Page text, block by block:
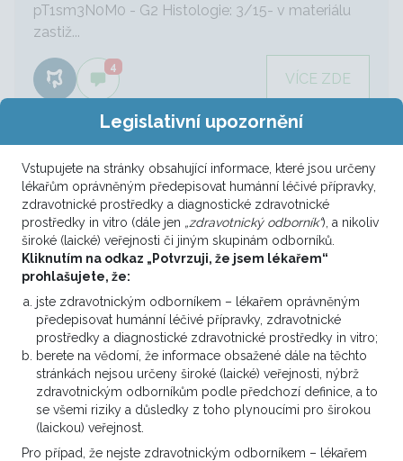
pT1sm3N0M0 - G2 Histologie: 3/15- v materiálu
zastiž...
4
VÍCE ZDE
Onkolog, Urolog
multifokální tumor
Vážení kolegové, rád bych s vámi konzultoval
jednu svoji pacientku, nyní čerstvě po ablaci.Dg.
souhrn viz níže včetně anamnézy. Pac. je 71 let a je
PS 0. Stav po segmentectomii 31.3.2015
pT1cN0M0 dukt. invazivní Stav po ablaci 5.5.2015
ji...
VÍCE ZDE
Legislativní upozornění
Vstupujete na stránky obsahující informace, které jsou určeny
lékařům oprávněným předepisovat humánní léčivé přípravky,
zdravotnické prostředky a diagnostické zdravotnické
prostředky in vitro (dále jen „zdravotnický odborník“), a nikoliv
široké (laické) veřejnosti či jiným skupinám odborníků.
Kliknutím na odkaz „Potvrzuji, že jsem lékařem“
prohlašujete, že:
jste zdravotnickým odborníkem – lékařem oprávněným
předepisovat humánní léčivé přípravky, zdravotnické
prostředky a diagnostické zdravotnické prostředky in vitro;
berete na vědomí, že informace obsažené dále na těchto
stránkách nejsou určeny široké (laické) veřejnosti, nýbrž
zdravotnickým odborníkům podle předchozí definice, a to
se všemi riziky a důsledky z toho plynoucími pro širokou
(laickou) veřejnost.
Pro případ, že nejste zdravotnickým odborníkem – lékařem